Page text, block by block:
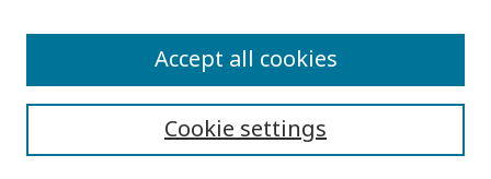
Cookie settings
Accept all cookies